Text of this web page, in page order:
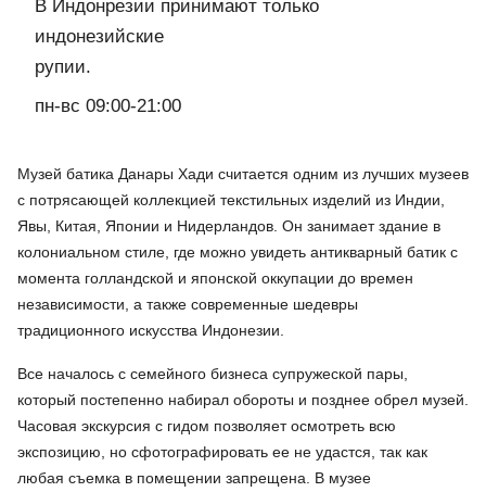
В Индонрезии принимают только
индонезийские
рупии.
пн-вс 09:00-21:00
Музей батика Данары Хади считается одним из лучших музеев
с потрясающей коллекцией текстильных изделий из Индии,
Явы, Китая, Японии и Нидерландов. Он занимает здание в
колониальном стиле, где можно увидеть антикварный батик с
момента голландской и японской оккупации до времен
независимости, а также современные шедевры
традиционного искусства Индонезии.
Все началось с семейного бизнеса супружеской пары,
который постепенно набирал обороты и позднее обрел музей.
Часовая экскурсия с гидом позволяет осмотреть всю
экспозицию, но сфотографировать ее не удастся, так как
любая съемка в помещении запрещена. В музее